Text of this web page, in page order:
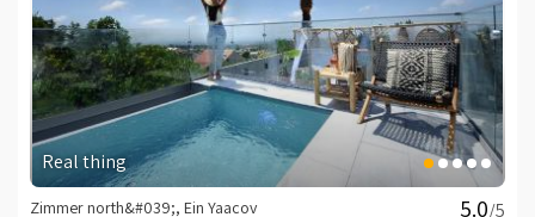
Real thing
/5
Zimmer north&#039;, Ein Yaacov